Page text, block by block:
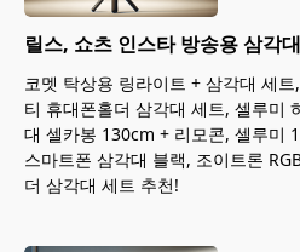
릴스, 쇼츠 인스타 방송용 삼각
코멧 탁상용 링라이트 + 삼각대 세
티 휴대폰홀더 삼각대 세트, 셀루미
대 셀카봉 130cm + 리모콘, 셀루미
스마트폰 삼각대 블랙, 조이트론
더 삼각대 세트 추천!